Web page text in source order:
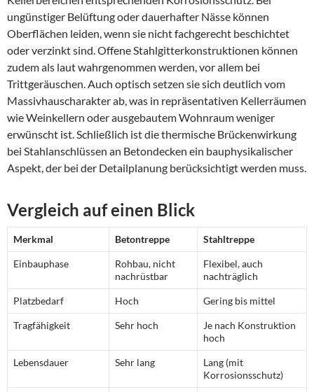
ungünstiger Belüftung oder dauerhafter Nässe können
Oberflächen leiden, wenn sie nicht fachgerecht beschichtet
oder verzinkt sind. Offene Stahlgitterkonstruktionen können
zudem als laut wahrgenommen werden, vor allem bei
Trittgeräuschen. Auch optisch setzen sie sich deutlich vom
Massivhauscharakter ab, was in repräsentativen Kellerräumen
wie Weinkellern oder ausgebautem Wohnraum weniger
erwünscht ist. Schließlich ist die thermische Brückenwirkung
bei Stahlanschlüssen an Betondecken ein bauphysikalischer
Aspekt, der bei der Detailplanung berücksichtigt werden muss.
Vergleich auf einen Blick
Merkmal Betontreppe Stahltreppe
Einbauphase
Rohbau, nicht
nachrüstbar
Flexibel, auch
nachträglich
Platzbedarf Hoch Gering bis mittel
Tragfähigkeit Sehr hoch
Je nach Konstruktion
hoch
Lebensdauer Sehr lang
Lang (mit
Korrosionsschutz)